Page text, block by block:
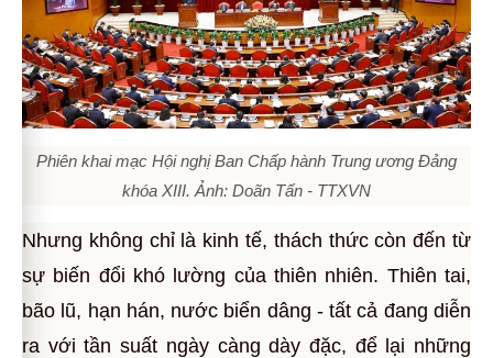
Phiên khai mạc Hội nghị Ban Chấp hành Trung ương Đảng
khóa XIII. Ảnh: Doãn Tấn - TTXVN
Nhưng không chỉ là kinh tế, thách thức còn đến từ
sự biến đổi khó lường của thiên nhiên. Thiên tai,
bão lũ, hạn hán, nước biển dâng - tất cả đang diễn
ra với tần suất ngày càng dày đặc, để lại những